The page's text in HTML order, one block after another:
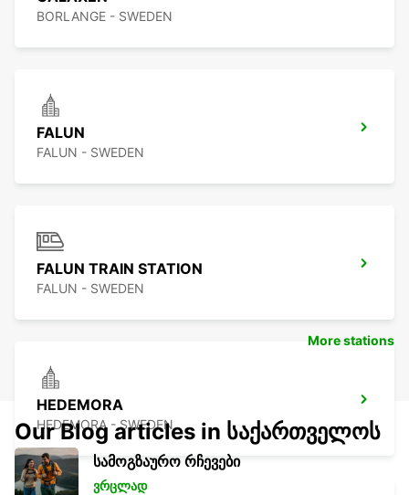
BORLANGE - SWEDEN
FALUN
FALUN - SWEDEN
FALUN TRAIN STATION
FALUN - SWEDEN
HEDEMORA
HEDEMORA - SWEDEN
More stations
Our Blog articles in საქართველოს
სამოგზაურო რჩევები
ვრცლად